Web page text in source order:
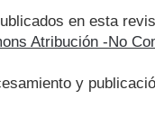
en esta
Atribución -No
y